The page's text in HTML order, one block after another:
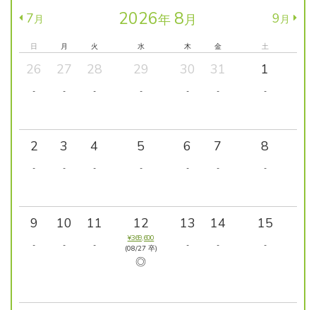
7月 2026年 8月 9月
日 月 火 水 木 金 土
26
-
27
-
28
-
29
-
30
-
31
-
1
-
2
-
3
-
4
-
5
-
6
-
7
-
8
-
9
-
10
-
11
-
12
¥369,600
(08/27 卒)
◎
13
-
14
-
15
-